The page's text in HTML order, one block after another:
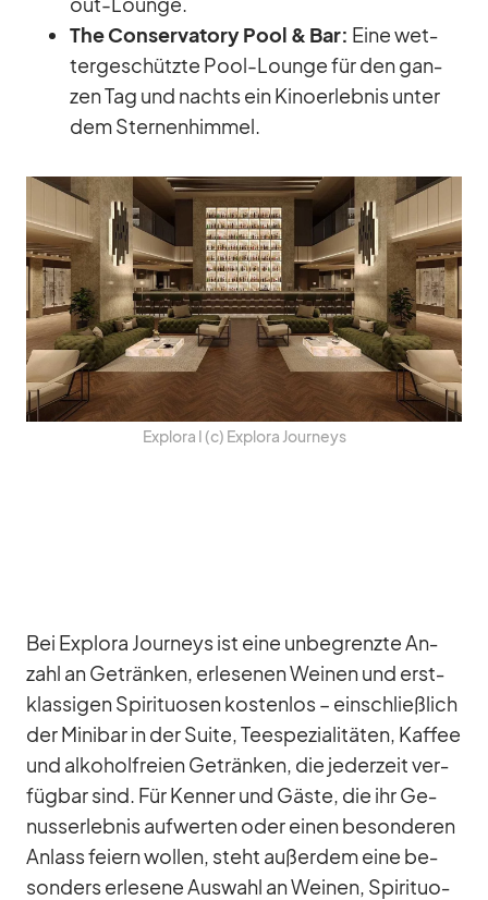
The Con­ser­va­tory Pool & Bar: Eine wet­
ter­ge­schützte Pool-Lounge für den gan­
zen Tag und nachts ein Ki­no­er­leb­nis un­ter
dem Ster­nen­him­mel.
Ex­plora I (c) Ex­plora Jour­neys
Bei Ex­plora Jour­neys ist eine un­be­grenzte An­
zahl an Ge­trän­ken, er­le­se­nen Wei­nen und erst­
klas­si­gen Spi­ri­tuo­sen kos­ten­los – ein­schließ­lich
der Mi­ni­bar in der Suite, Tee­spe­zia­li­tä­ten, Kaf­fee
und al­ko­hol­freien Ge­trän­ken, die je­der­zeit ver­
füg­bar sind. Für Ken­ner und Gäste, die ihr Ge­
nuss­erleb­nis auf­wer­ten oder ei­nen be­son­de­ren
An­lass fei­ern wol­len, steht au­ßer­dem eine be­
son­ders er­le­sene Aus­wahl an Wei­nen, Spi­ri­tuo­